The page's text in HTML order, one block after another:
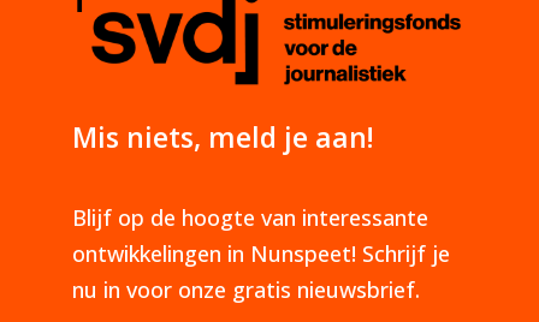
Mis niets, meld je aan!
Blijf op de hoogte van interessante
ontwikkelingen in Nunspeet! Schrijf je
nu in voor onze gratis nieuwsbrief.